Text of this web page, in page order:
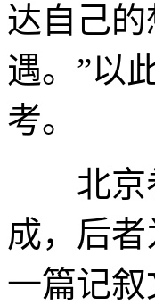
达自己
遇。”以
考。
北京卷
成，后
一篇记叙